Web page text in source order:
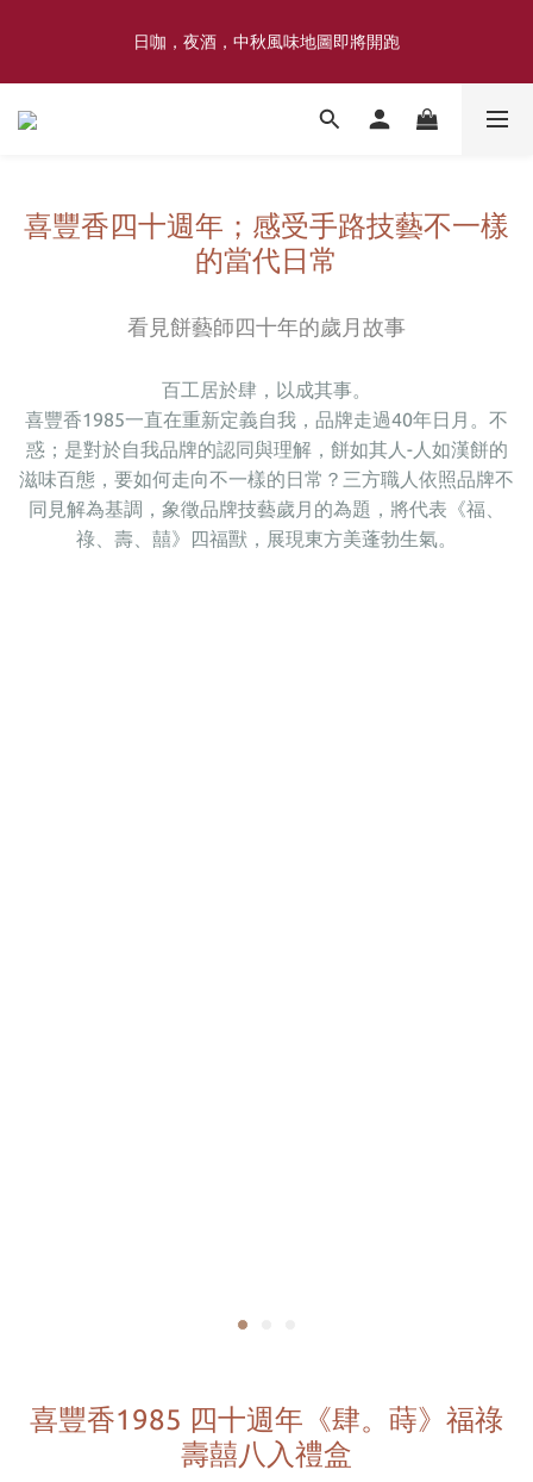
限定
日咖，夜酒，中秋風味地圖即將開跑
喜豐香1985 × 薑薑小姐花藝工作室｜登記日系列 手捧花｜5月–7月
喜豐香四十週年；感受手路技藝不一樣
的當代日常
看見餅藝師四十年的歲月故事
百工居於肆，以成其事。
喜豐香1985一直在重新定義自我，品牌走過40年日月。不
惑；是對於自我品牌的認同與理解，餅如其人-人如漢餅的
滋味百態，要如何走向不一樣的日常？三方職人依照品牌不
同見解為基調，象徵品牌技藝歲月的為題，將代表《福、
祿、壽、囍》四福獸，展現東方美蓬勃生氣。
喜豐香1985 四十週年《肆。蒔》福祿
壽囍八入禮盒